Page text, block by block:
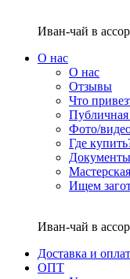
Иван-чай в
О нас
О нас
Отзывы
Что
Публичная
Фото/
Где
Документы
Ищем
Иван-чай в
Доставка и
ОПТ